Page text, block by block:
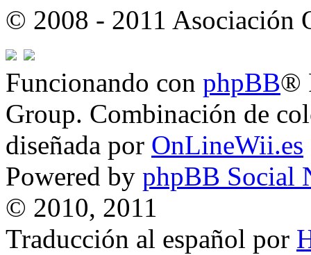
© 2008 - 2011 Asociación
Funcionando con phpBB®
Group. Combinación de
diseñada por OnLineWii.es
Powered by phpBB Social
© 2010, 2011
Traducción al español por